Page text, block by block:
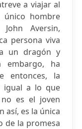
a viajar al
hombre
Aversin,
persona viva
un dragón y
embargo, ha
entonces, la
igual a lo que
es el joven
así, es la única
de la promesa